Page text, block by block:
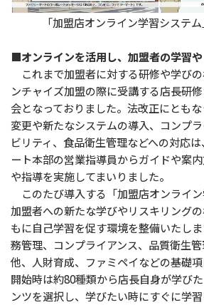
「加盟店オンライン学習システ
■オンラインを活用し、加盟者の学習
これまで加盟者に対する研修や学び
ンチャイズ加盟の際に受講する店長研
会となっておりました。法改正にとも
変更や新たなシステムの導入、コンプ
ビリティ、食品衛生管理などへの対応
ート本部の営業指導員からガイドや案
や指導を実施してまいりました。
このたび導入する「加盟店オンライン
加盟者への新たな学びやリスキリング
もに自己学習を促す環境を整備いたし
務管理、コンプライアンス、品質衛生
他、人財育成、ファミペイなどの基礎
開始時は約80種類から店長自身が学び
ンツを選択し、学びたい時にすぐに学習